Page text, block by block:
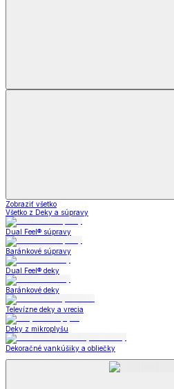
Zobraziť všetko
Všetko z Deky a súpravy
Dual Feel® súpravy
Baránkové súpravy
Dual Feel® deky
Baránkové deky
Televízne deky a vrecia
Deky z mikroplyšu
Dekoračné vankúšiky a obliečky